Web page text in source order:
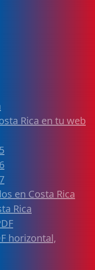
Rica en tu web
en Costa Rica
Rica
horizontal,